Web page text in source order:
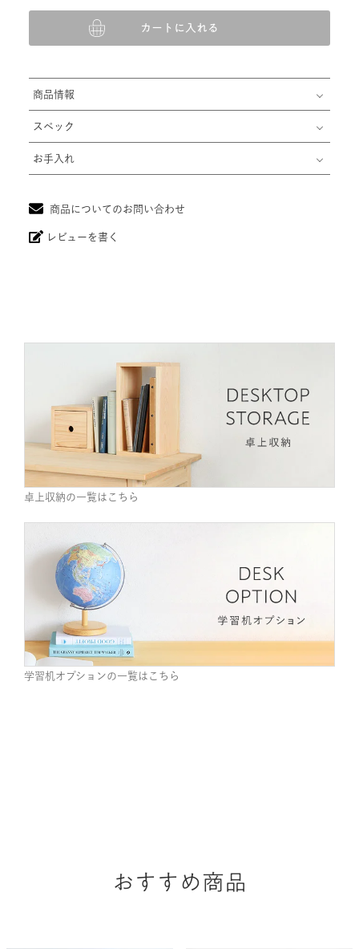
カートに入れる
商品情報
スペック
お手入れ
商品についてのお問い合わせ
レビューを書く
卓上収納の一覧はこちら
学習机オプションの一覧はこちら
おすすめ商品